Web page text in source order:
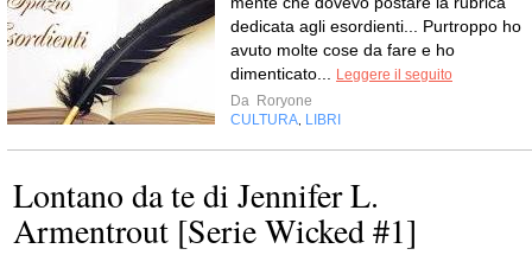
dedicata agli esordienti... Purtroppo ho
avuto molte cose da fare e ho
dimenticato... Leggere il seguito
Da Roryone
CULTURA, LIBRI
Lontano da te di Jennifer L.
Armentrout [Serie Wicked #1]